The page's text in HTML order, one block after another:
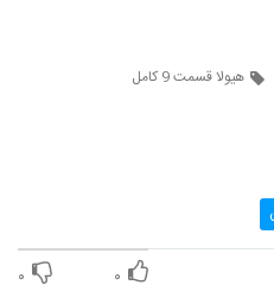
هیولا قسمت 9 کامل
۰ ۰